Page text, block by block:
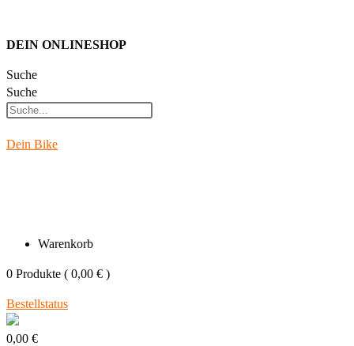
springen
DEIN ONLINESHOP
Suche
Suche
Dein Bike
Warenkorb
0 Produkte ( 0,00 € )
Bestellstatus
0,00 €